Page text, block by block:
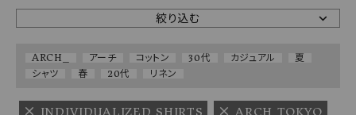
ARCH EXCLUSIVE
絞り込む
ARCH_ アーチ コットン 30代 カジュアル
夏
シャツ
春 20代 リネン
INDIVIDUALIZED SHIRTS ARCH TOKYO